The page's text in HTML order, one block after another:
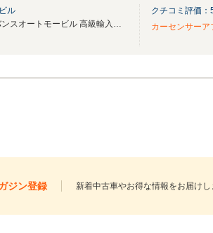
ル
GLIONグループ アドバンスオートモービル 高級輸入車の事なら当店へ！
クチコミ評価：
カーセンサー
ジン登録 新着中古車やお得な情報をお届けし